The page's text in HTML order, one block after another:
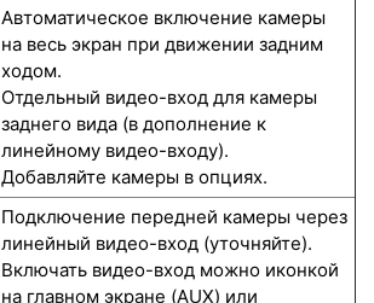
Автоматическое включение камеры
на весь экран при движении задним
ходом.
Отдельный видео-вход для камеры
заднего вида (в дополнение к
линейному видео-входу).
Добавляйте камеры в опциях.
Подключение передней камеры через
линейный видео-вход (уточняйте).
Включать видео-вход можно иконкой
на главном экране (AUX) или